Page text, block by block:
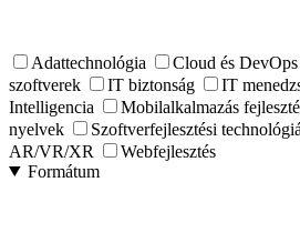
Adattechnológia Cloud és DevOps
szoftverek
IT biztonság IT
Intelligencia
Mobilalkalmazás
nyelvek
Szoftverfejlesztési
AR/VR/XR
Webfejlesztés
Formátum